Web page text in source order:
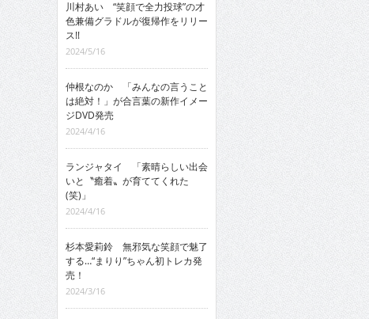
川村あい “笑顔で全力投球”の才
色兼備グラドルが復帰作をリリー
ス!!
2024/5/16
仲根なのか 「みんなの言うこと
は絶対！」が合言葉の新作イメー
ジDVD発売
2024/4/16
ランジャタイ 「素晴らしい出会
いと〝癒着〟が育ててくれた
(笑)」
2024/4/16
杉本愛莉鈴 無邪気な笑顔で魅了
する…“まりり”ちゃん初トレカ発
売！
2024/3/16